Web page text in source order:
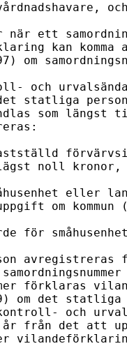
ett
kan
om
och
det statliga
som längst
noll kronor,
eller
om
för
förklaras
om det
och
år från det att